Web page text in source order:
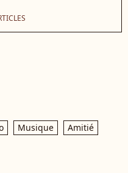
Musique
Amitié